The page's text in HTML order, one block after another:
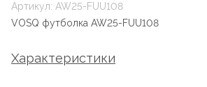
Артикул: AW25-FUU108
VOSQ футболка AW25-FUU108
Характеристики